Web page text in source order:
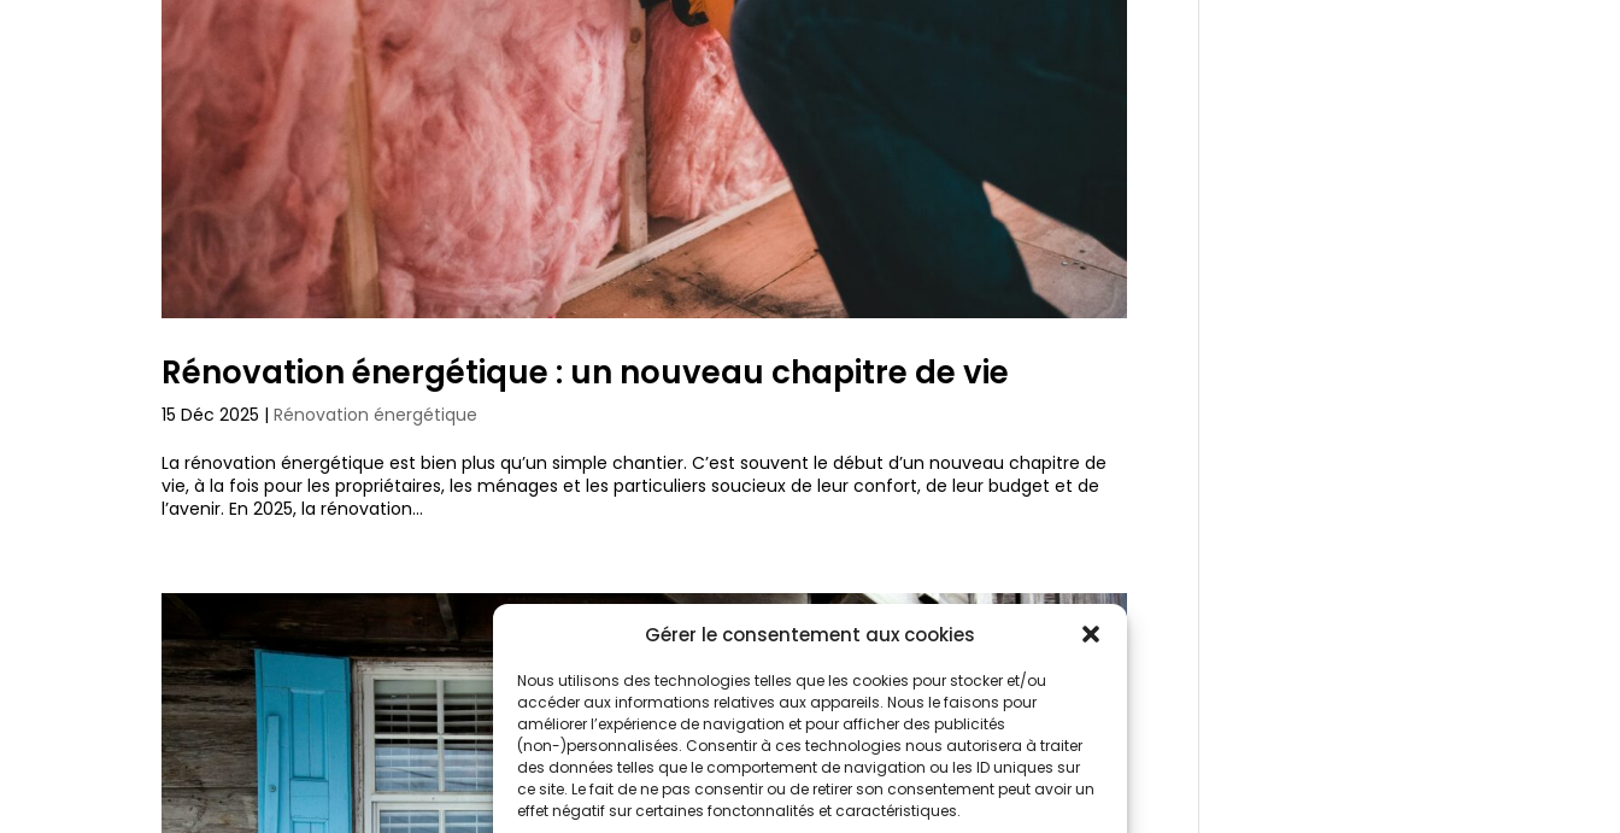
Gérer le consentement aux cookies
Nous utilisons des technologies telles que les cookies pour stocker et/ou
accéder aux informations relatives aux appareils. Nous le faisons pour
améliorer l’expérience de navigation et pour afficher des publicités
(non-)personnalisées. Consentir à ces technologies nous autorisera à traiter
des données telles que le comportement de navigation ou les ID uniques sur
ce site. Le fait de ne pas consentir ou de retirer son consentement peut avoir un
effet négatif sur certaines fonctonnalités et caractéristiques.
Rénovation énergétique : un nouveau chapitre de vie
15 Déc 2025 |Rénovation énergétique
La rénovation énergétique est bien plus qu’un simple chantier. C’est souvent le début d’un nouveau chapitre de
vie, à la fois pour les propriétaires, les ménages et les particuliers soucieux de leur confort, de leur budget et de
l’avenir. En 2025, la rénovation...